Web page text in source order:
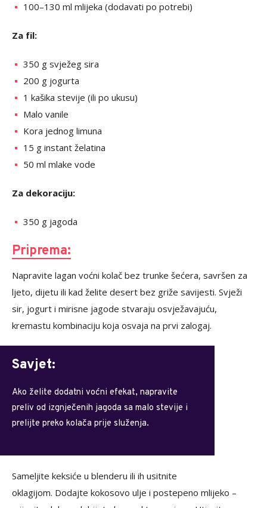
100–130 ml mlijeka (dodavati po potrebi)
Za fil:
350 g svježeg sira
200 g jogurta
1 kašika stevije (ili po ukusu)
Malo vanile
Kora jednog limuna
15 g instant želatina
50 ml mlake vode
Za dekoraciju:
350 g jagoda
Priprema:
Napravite lagan voćni kolač bez trunke šećera, savršen za
ljeto, dijetu ili kad želite desert bez griže savijesti. Svježi
sir, jogurt i mirisne jagode stvaraju osvježavajuću,
kremastu kombinaciju koja osvaja na prvi zalogaj.
Savjet:
Ako želite dodatni voćni efekat, napravite
preliv od izgnječenih jagoda sa malo stevije i
prelijte preko kolača prije služenja.
Sameljite keksiće u blenderu ili ih usitnite
oklagijom. Dodajte kokosovo ulje i postepeno mlijeko –